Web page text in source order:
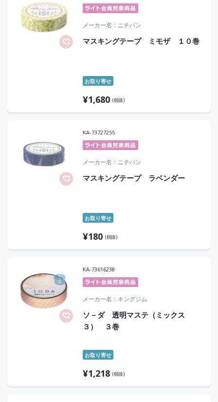
メーカー名 ニチバン
マスキングテープ ミモザ １０巻
お取り寄せ
¥1,680 (税抜)
KA-73727255
メーカー名 ニチバン
マスキングテープ ラベンダー
お取り寄せ
¥180 (税抜)
KA-73616238
メーカー名 キングジム
ソ－ダ 透明マステ（ミックス
３） ３巻
お取り寄せ
¥1,218 (税抜)